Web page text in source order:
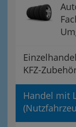
KFZ-
Handel mit